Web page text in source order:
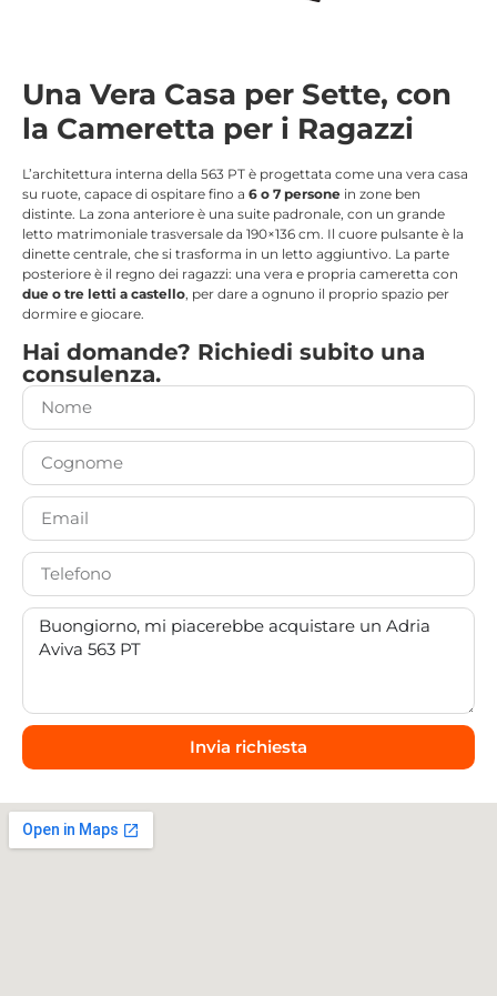
Una Vera Casa per Sette, con
la Cameretta per i Ragazzi
L’architettura interna della 563 PT è progettata come una vera casa
su ruote, capace di ospitare fino a 6 o 7 persone in zone ben
distinte. La zona anteriore è una suite padronale, con un grande
letto matrimoniale trasversale da 190×136 cm. Il cuore pulsante è la
dinette centrale, che si trasforma in un letto aggiuntivo. La parte
posteriore è il regno dei ragazzi: una vera e propria cameretta con
due o tre letti a castello, per dare a ognuno il proprio spazio per
dormire e giocare.
Hai domande? Richiedi subito una
consulenza.
Invia richiesta